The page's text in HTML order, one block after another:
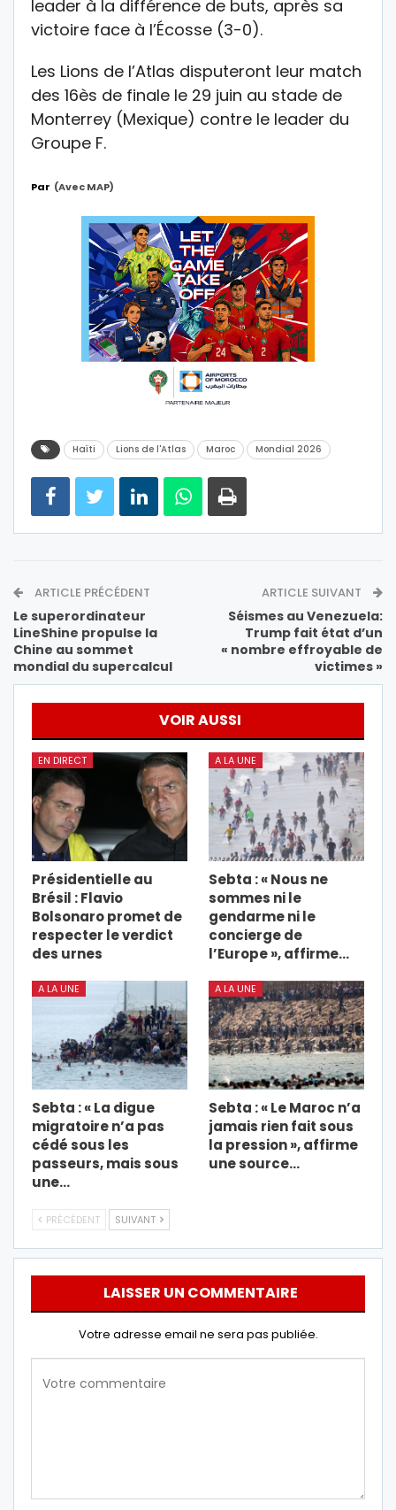
leader à la différence de buts, après sa
victoire face à l’Écosse (3-0).
Les Lions de l’Atlas disputeront leur match
des 16ès de finale le 29 juin au stade de
Monterrey (Mexique) contre le leader du
Groupe F.
Par (Avec MAP)
Haïti Lions de l'Atlas Maroc Mondial 2026
ARTICLE PRÉCÉDENT
Le superordinateur
LineShine propulse la
Chine au sommet
mondial du supercalcul
ARTICLE SUIVANT
Séismes au Venezuela:
Trump fait état d’un
« nombre effroyable de
victimes »
VOIR AUSSI
EN DIRECT
Présidentielle au
Brésil : Flavio
Bolsonaro promet de
respecter le verdict
des urnes
A LA UNE
Sebta : « Nous ne
sommes ni le
gendarme ni le
concierge de
l’Europe », affirme…
A LA UNE
Sebta : « La digue
migratoire n’a pas
cédé sous les
passeurs, mais sous
une…
A LA UNE
Sebta : « Le Maroc n’a
jamais rien fait sous
la pression », affirme
une source…
PRÉCÉDENT SUIVANT
LAISSER UN COMMENTAIRE
Votre adresse email ne sera pas publiée.